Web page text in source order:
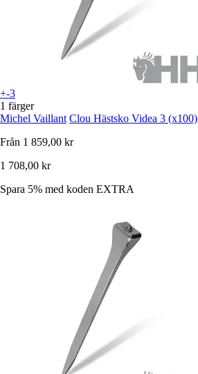
+-3
1 färger
Michel Vaillant Clou Hästsko Videa 3 (x100)
Från 1 859,00 kr
1 708,00 kr
Spara 5% med koden EXTRA